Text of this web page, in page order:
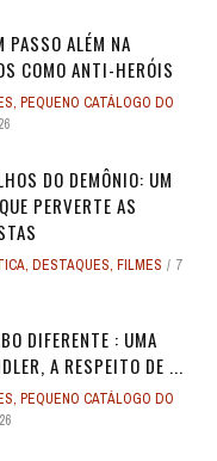
PASSO ALÉM NA
COMO ANTI-HERÓIS
, PEQUENO CATÁLOGO DO
DO DEMÔNIO: UM
PERVERTE AS
, DESTAQUES, FILMES
7
DIFERENTE : UMA
A RESPEITO DE ...
, PEQUENO CATÁLOGO DO